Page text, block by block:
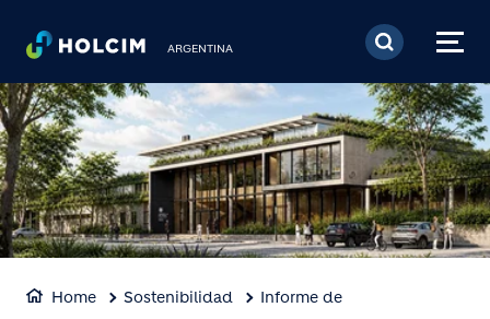
Pasar al contenido
ARGENTINA
Home Sostenibilidad
Informe de